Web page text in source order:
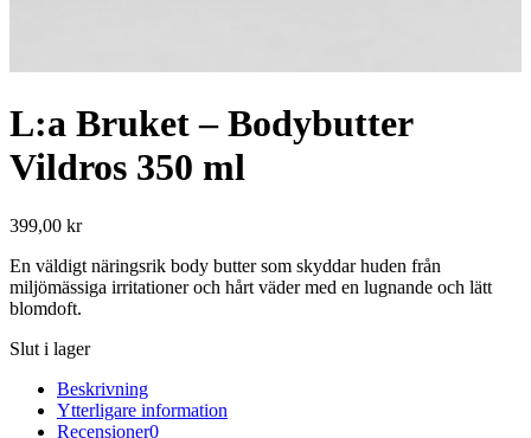
L:a Bruket – Bodybutter
Vildros 350 ml
399,00 kr
En väldigt näringsrik body butter som skyddar huden från
miljömässiga irritationer och hårt väder med en lugnande och lätt
blomdoft.
Slut i lager
Beskrivning
Ytterligare information
Recensioner0